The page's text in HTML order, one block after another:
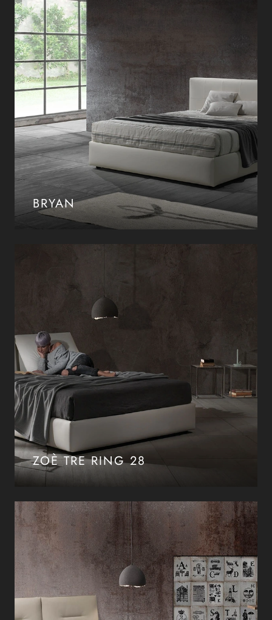
BRYAN
ZOÈ TRE RING 28